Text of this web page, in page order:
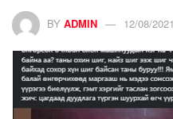
BY ADMIN 12/08/2021